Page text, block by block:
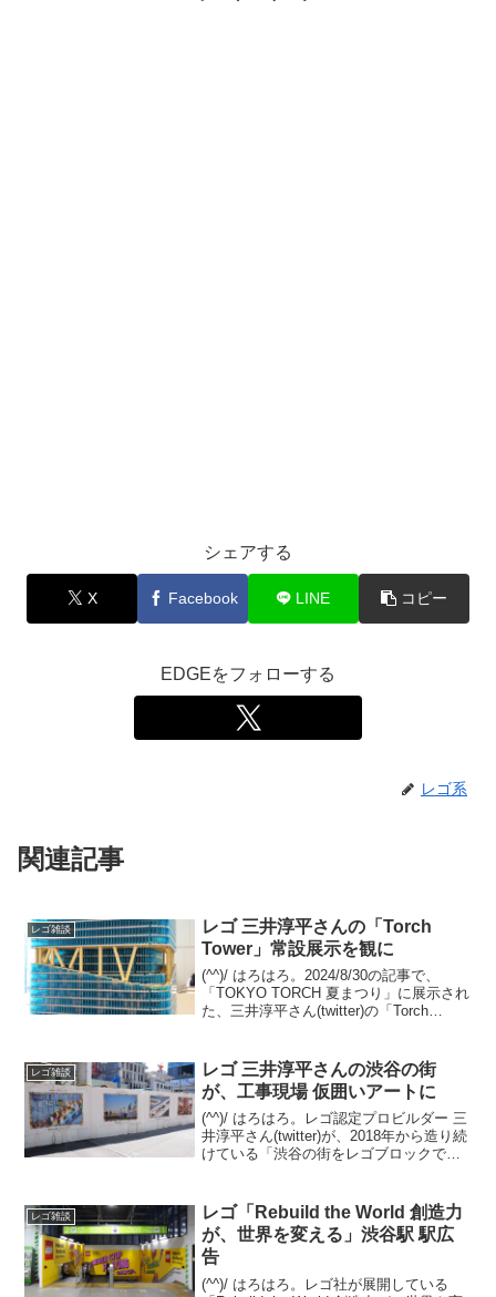
シェアする
X Facebook LINE コピー
EDGEをフォローする
レゴ系
関連記事
レゴ雑談
レゴ 三井淳平さんの「Torch
Tower」常設展示を観に
(^^)/ はろはろ。2024/8/30の記事で、
「TOKYO TORCH 夏まつり」に展示され
た、三井淳平さん(twitter)の「Torch
返りですが、「T...
レゴ雑談
レゴ 三井淳平さんの渋谷の街
が、工事現場 仮囲いアートに
(^^)/ はろはろ。レゴ認定プロビルダー 三
井淳平さん(twitter)が、2018年から造り続
けている「渋谷の街をレゴブロックでつ
谷の街を歩いていたら、三井さ...
レゴ雑談
レゴ「Rebuild the World 創造力
が、世界を変える」渋谷駅 駅広
告
(^^)/ はろはろ。レゴ社が展開している